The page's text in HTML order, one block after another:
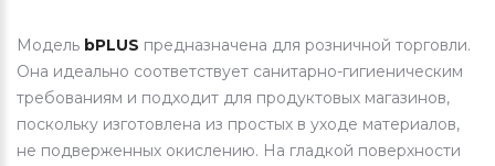
Модель bPLUS предназначена для розничной торговли.
Она идеально соответствует санитарно-гигиеническим
требованиям и подходит для продуктовых магазинов,
поскольку изготовлена из простых в уходе материалов,
не подверженных окислению. На гладкой поверхности